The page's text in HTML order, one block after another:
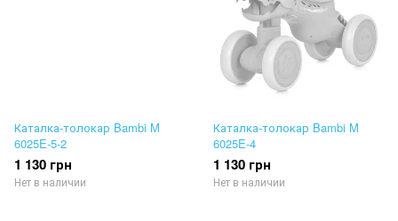
Каталка-толокар Bambi M
6025E-5-2
1 130 грн
Нет в наличии
Каталка-толокар Bambi M
6025E-4
1 130 грн
Нет в наличии